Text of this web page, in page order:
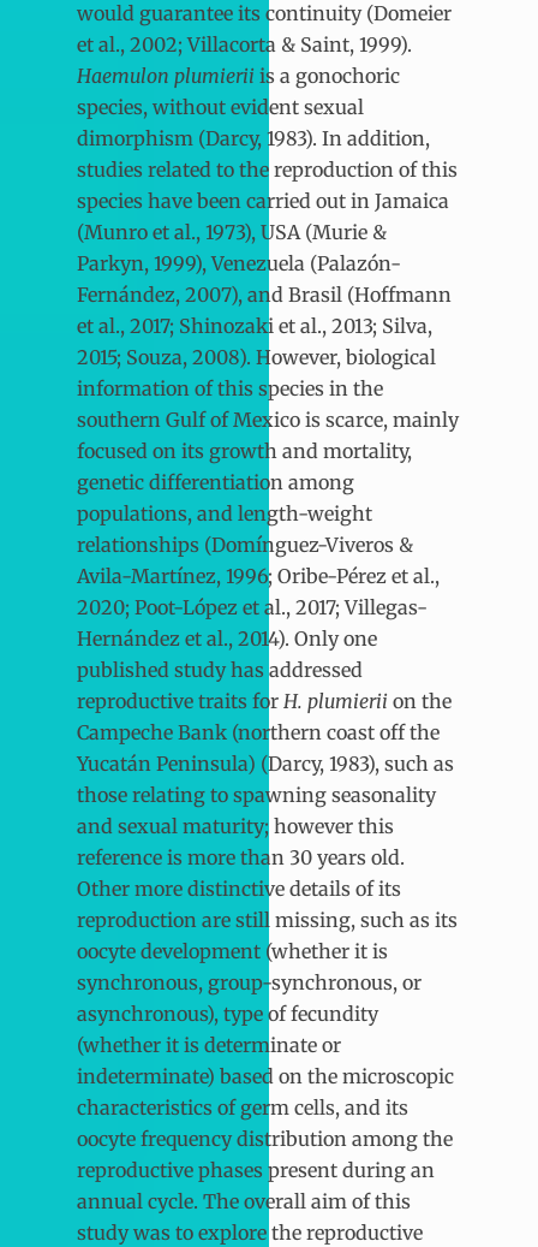
would guarantee its continuity (Domeier
et al., 2002; Villacorta & Saint, 1999).
Haemulon plumierii is a gonochoric
species, without evident sexual
dimorphism (Darcy, 1983). In addition,
studies related to the reproduction of this
species have been carried out in Jamaica
(Munro et al., 1973), USA (Murie &
Parkyn, 1999), Venezuela (Palazón-
Fernández, 2007), and Brasil (Hoffmann
et al., 2017; Shinozaki et al., 2013; Silva,
2015; Souza, 2008). However, biological
information of this species in the
southern Gulf of Mexico is scarce, mainly
focused on its growth and mortality,
genetic differentiation among
populations, and length-weight
relationships (Domínguez-Viveros &
Avila-Martínez, 1996; Oribe-Pérez et al.,
2020; Poot-López et al., 2017; Villegas-
Hernández et al., 2014). Only one
published study has addressed
reproductive traits for H. plumierii on the
Campeche Bank (northern coast off the
Yucatán Peninsula) (Darcy, 1983), such as
those relating to spawning seasonality
and sexual maturity; however this
reference is more than 30 years old.
Other more distinctive details of its
reproduction are still missing, such as its
oocyte development (whether it is
synchronous, group-synchronous, or
asynchronous), type of fecundity
(whether it is determinate or
indeterminate) based on the microscopic
characteristics of germ cells, and its
oocyte frequency distribution among the
reproductive phases present during an
annual cycle. The overall aim of this
study was to explore the reproductive